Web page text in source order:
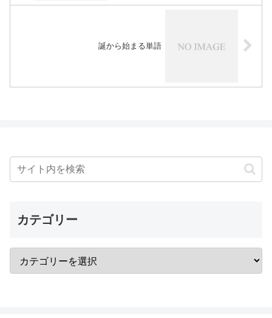
誕から始まる単語
カテゴリー